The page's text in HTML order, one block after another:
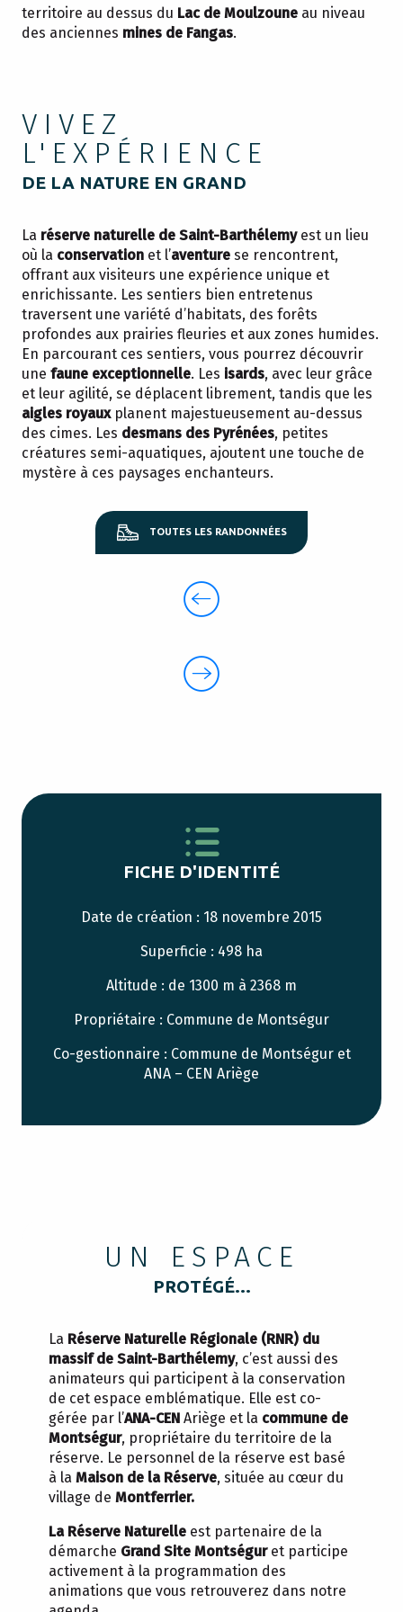
territoire au dessus du Lac de Moulzoune au niveau
des anciennes mines de Fangas.
VIVEZ
L'EXPÉRIENCE
DE LA NATURE EN GRAND
La réserve naturelle de Saint-Barthélemyest un lieu
où la conservation et l’aventure se rencontrent,
offrant aux visiteurs une expérience unique et
enrichissante. Les sentiers bien entretenus
traversent une variété d’habitats, des forêts
profondes aux prairies fleuries et aux zones humides.
En parcourant ces sentiers, vous pourrez découvrir
une faune exceptionnelle. Les isards, avec leur grâce
et leur agilité, se déplacent librement, tandis que les
aigles royauxplanent majestueusement au-dessus
des cimes. Les desmans des Pyrénées, petites
créatures semi-aquatiques, ajoutent une touche de
mystère à ces paysages enchanteurs.
TOUTES LES RANDONNÉES
FICHE D'IDENTITÉ
Date de création : 18 novembre 2015
Superficie : 498 ha
Altitude : de 1300 m à 2368 m
Propriétaire : Commune de Montségur
Co-gestionnaire : Commune de Montségur et
ANA – CEN Ariège
UN ESPACE
PROTÉGÉ...
La Réserve Naturelle Régionale (RNR) du
massif de Saint-Barthélemy, c’est aussi des
animateurs qui participent à la conservation
de cet espace emblématique. Elle est co-
gérée par l’ANA-CEN Ariège et la commune de
Montségur, propriétaire du territoire de la
réserve. Le personnel de la réserve est basé
à la Maison de la Réserve, située au cœur du
village de Montferrier.
La Réserve Naturelle est partenaire de la
démarche Grand Site Montséguret participe
activement à la programmation des
animations que vous retrouverez dans notre